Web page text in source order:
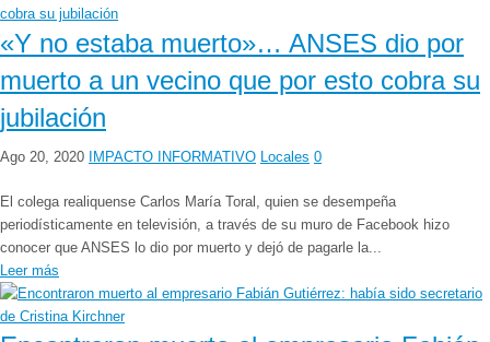
«Y no estaba muerto»… ANSES dio por
muerto a un vecino que por esto cobra su
jubilación
Ago 20, 2020 IMPACTO INFORMATIVO Locales 0
El colega realiquense Carlos María Toral, quien se desempeña
periodísticamente en televisión, a través de su muro de Facebook hizo
conocer que ANSES lo dio por muerto y dejó de pagarle la...
Leer más